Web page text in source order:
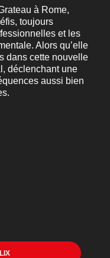
à Rome,
toujours
et les
Alors qu’elle
dans cette nouvelle
déclenchant une
aussi bien